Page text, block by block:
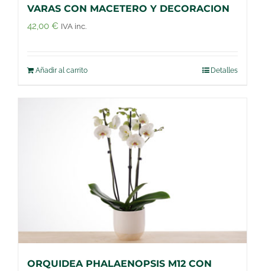
VARAS CON MACETERO Y DECORACION
42,00 € IVA inc.
Añadir al carrito Detalles
ORQUIDEA PHALAENOPSIS M12 CON